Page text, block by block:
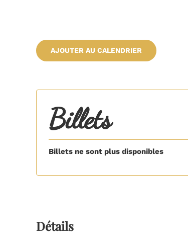
AJOUTER AU CALENDRIER
Billets
Billets ne sont plus disponibles
Détails